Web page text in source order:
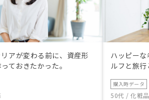
アが変わる前に、資産形
ておきたかった。
ハッピー
ルフと旅
購入時データ
50代 / 化粧